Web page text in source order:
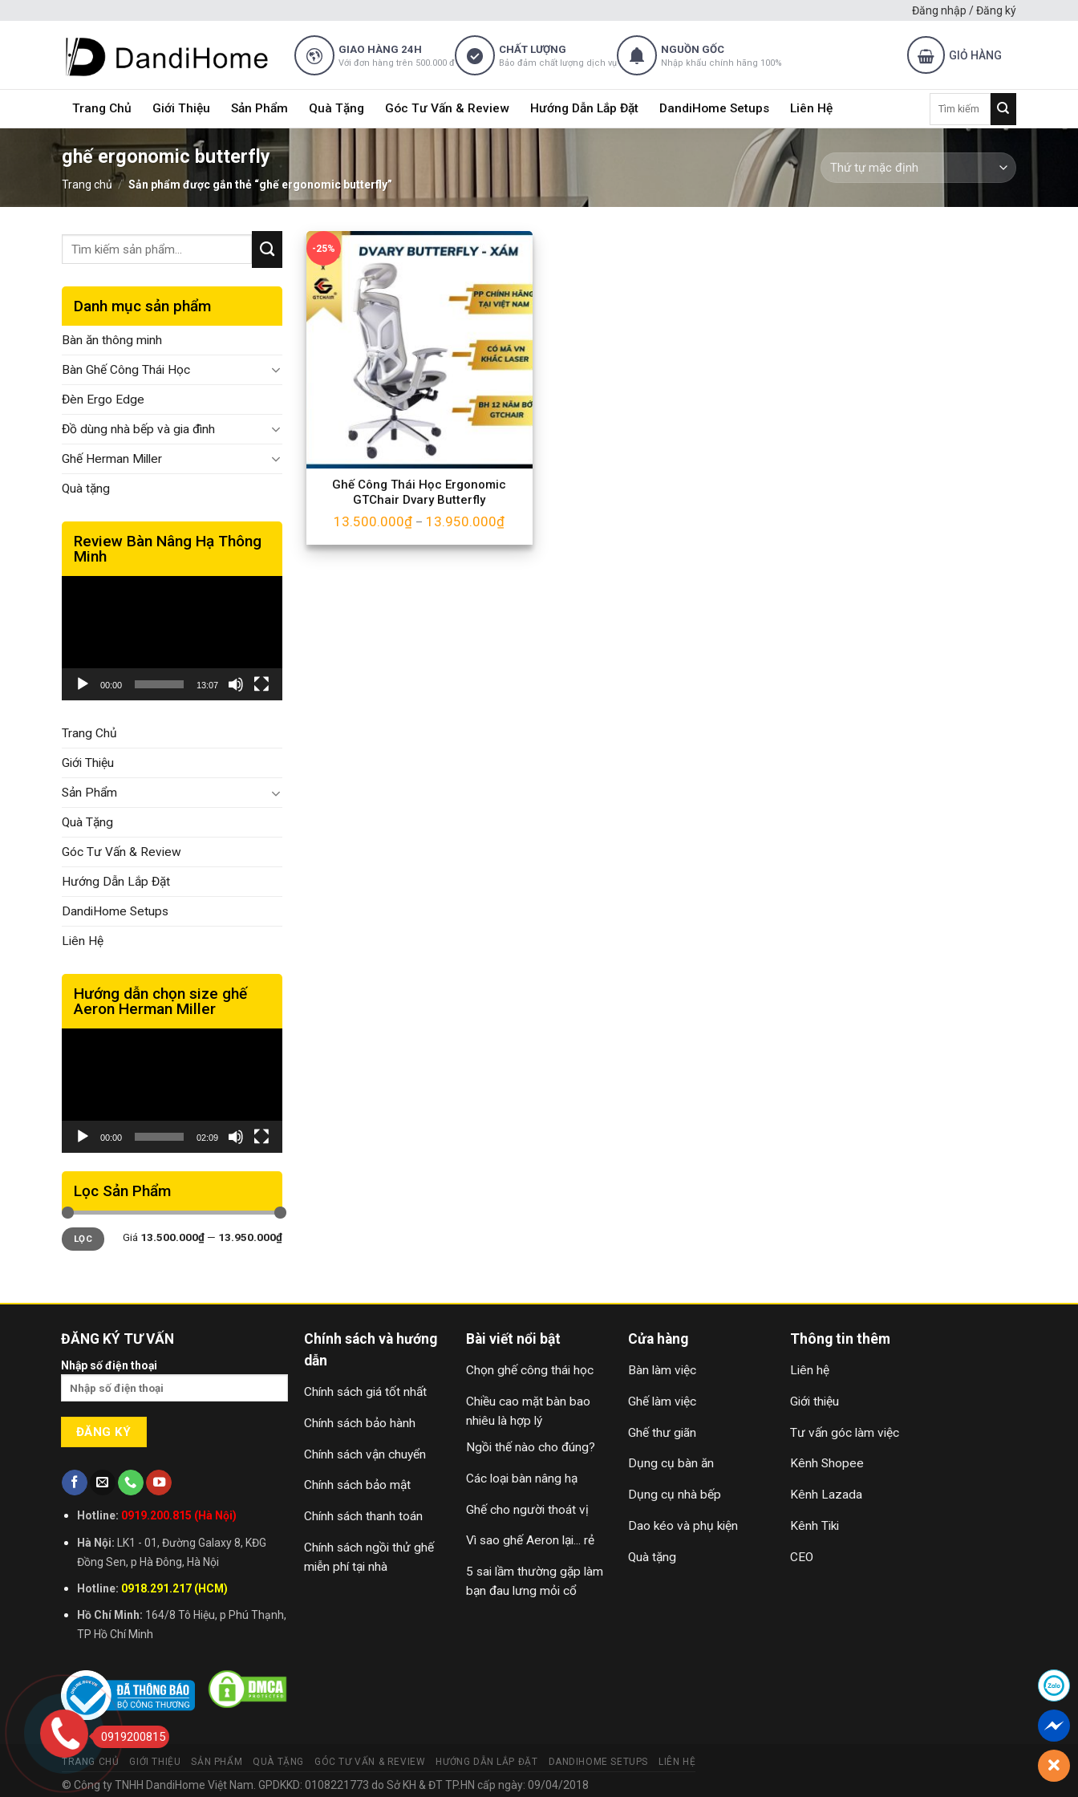
Đăng nhập / Đăng ký
GIAO HÀNG 24H
Với đơn hàng trên 500.000 đ
CHẤT LƯỢNG
Bảo đảm chất lượng dịch vụ
NGUỒN GỐC
Nhập khẩu chính hãng 100%
GIỎ HÀNG
Trang Chủ Giới Thiệu Sản Phẩm Quà Tặng Góc Tư Vấn & Review Hướng Dẫn Lắp Đặt DandiHome Setups Liên Hệ
kiếm:
ghế ergonomic butterfly
Trang chủ / Sản phẩm được gắn thẻ “ghế ergonomic butterfly”
Danh mục sản phẩm
Bàn ăn thông minh
Bàn Ghế Công Thái Học
Đèn Ergo Edge
Đồ dùng nhà bếp và gia đình
Ghế Herman Miller
Quà tặng
Review Bàn Nâng Hạ Thông
Minh
00:00 13:07
Trang Chủ
Giới Thiệu
Sản Phẩm
Quà Tặng
Góc Tư Vấn & Review
Hướng Dẫn Lắp Đặt
DandiHome Setups
Liên Hệ
Hướng dẫn chọn size ghế
Aeron Herman Miller
00:00 02:09
Lọc Sản Phẩm
Giá
thấp
nhất
Giá
cao
nhất
LỌC Giá 13.500.000₫ — 13.950.000₫
-25%
Ghế Công Thái Học Ergonomic
GTChair Dvary Butterfly
13.500.000₫ – 13.950.000₫
ĐĂNG KÝ TƯ VẤN
Nhập số điện thoại
Hotline: 0919.200.815 (Hà Nội)
Hà Nội: LK1 - 01, Đường Galaxy 8, KĐG
Đồng Sen, p Hà Đông, Hà Nội
Hotline: 0918.291.217 (HCM)
Hồ Chí Minh: 164/8 Tô Hiệu, p Phú Thạnh,
TP Hồ Chí Minh
Chính sách và hướng
dẫn
Chính sách giá tốt nhất
Chính sách bảo hành
Chính sách vận chuyển
Chính sách bảo mật
Chính sách thanh toán
Chính sách ngồi thử ghế
miễn phí tại nhà
Bài viết nổi bật
Chọn ghế công thái học
Chiều cao mặt bàn bao
nhiêu là hợp lý
Ngồi thế nào cho đúng?
Các loại bàn nâng hạ
Ghế cho người thoát vị
Vì sao ghế Aeron lại... rẻ
5 sai lầm thường gặp làm
bạn đau lưng mỏi cổ
Cửa hàng
Bàn làm việc
Ghế làm việc
Ghế thư giãn
Dụng cụ bàn ăn
Dụng cụ nhà bếp
Dao kéo và phụ kiện
Quà tặng
Thông tin thêm
Liên hệ
Giới thiệu
Tư vấn góc làm việc
Kênh Shopee
Kênh Lazada
Kênh Tiki
CEO
TRANG CHỦ GIỚI THIỆU SẢN PHẨM QUÀ TẶNG GÓC TƯ VẤN & REVIEW HƯỚNG DẪN LẮP ĐẶT DANDIHOME SETUPS LIÊN HỆ
© Công ty TNHH DandiHome Việt Nam. GPDKKD: 0108221773 do Sở KH & ĐT TP.HN cấp ngày: 09/04/2018
0919200815